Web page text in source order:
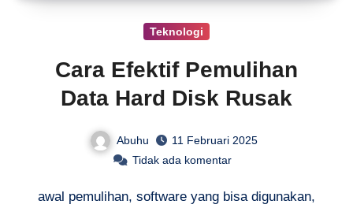
Teknologi
Cara Efektif Pemulihan
Data Hard Disk Rusak
Abuhu
11 Februari 2025
Tidak ada komentar
awal pemulihan, software yang bisa digunakan,